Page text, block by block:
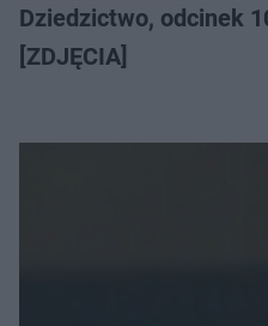
Dziedzictwo, odcinek
[ZDJĘCIA]